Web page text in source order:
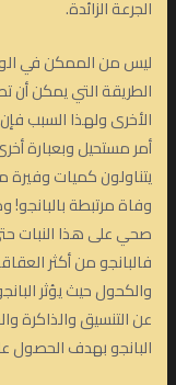
الجرعة الزائدة.
ليس من الممكن في
الطريقة التي يمكن أن
الأخرى ولهذا السبب
أمر مستحيل وبعبارة
يتناولون كميات وفيرة
وفاة مرتبطة
صحي على هذا النبات
فالبانجو من أكثر
والكحول حيث يؤثر
عن التنسيق والذاكرة
البانجو بهدف الحصول